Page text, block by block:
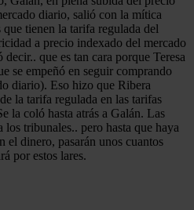
diario, salió con la mítica
tienen la tarifa regulada del
a precio indexado del mercado
que es tan cara porque Teresa
se empeñó en seguir comprando
diario). Eso hizo que Ribera
la tarifa regulada en las tarifas
la coló hasta atrás a Galán. Las
los tribunales.. pero hasta que haya
el dinero, pasarán unos cuantos
por estos lares.